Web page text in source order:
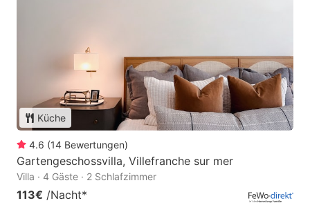
Küche
4.6 (14 Bewertungen)
Gartengeschossvilla, Villefranche sur mer
Villa · 4 Gäste · 2 Schlafzimmer
113€ /Nacht*